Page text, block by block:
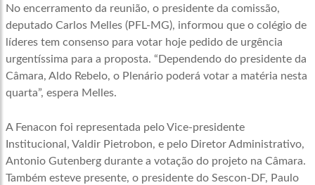
No encerramento da reunião, o presidente da comissão,
deputado Carlos Melles (PFL-MG), informou que o colégio de
líderes tem consenso para votar hoje pedido de urgência
urgentíssima para a proposta. “Dependendo do presidente da
Câmara, Aldo Rebelo, o Plenário poderá votar a matéria nesta
quarta”, espera Melles.
A Fenacon foi representada pelo Vice-presidente
Institucional, Valdir Pietrobon, e pelo Diretor Administrativo,
Antonio Gutenberg durante a votação do projeto na Câmara.
Também esteve presente, o presidente do Sescon-DF, Paulo